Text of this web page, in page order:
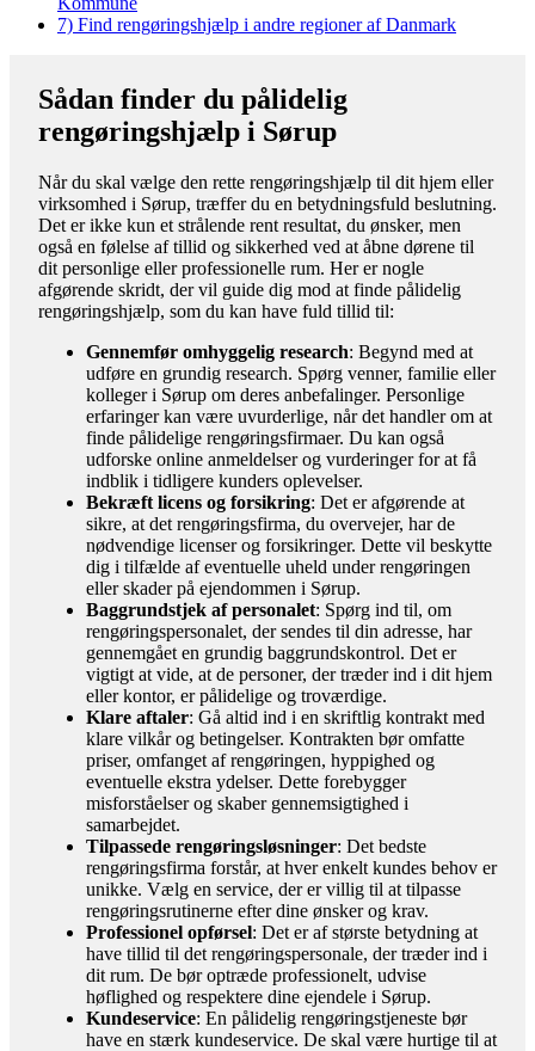
7) Find rengøringshjælp i andre regioner af Danmark
Sådan finder du pålidelig
rengøringshjælp i Sørup
Når du skal vælge den rette rengøringshjælp til dit hjem eller
virksomhed i Sørup, træffer du en betydningsfuld beslutning.
Det er ikke kun et strålende rent resultat, du ønsker, men
også en følelse af tillid og sikkerhed ved at åbne dørene til
dit personlige eller professionelle rum. Her er nogle
afgørende skridt, der vil guide dig mod at finde pålidelig
rengøringshjælp, som du kan have fuld tillid til:
Gennemfør omhyggelig research: Begynd med at
udføre en grundig research. Spørg venner, familie eller
kolleger i Sørup om deres anbefalinger. Personlige
erfaringer kan være uvurderlige, når det handler om at
finde pålidelige rengøringsfirmaer. Du kan også
udforske online anmeldelser og vurderinger for at få
indblik i tidligere kunders oplevelser.
Bekræft licens og forsikring: Det er afgørende at
sikre, at det rengøringsfirma, du overvejer, har de
nødvendige licenser og forsikringer. Dette vil beskytte
dig i tilfælde af eventuelle uheld under rengøringen
eller skader på ejendommen i Sørup.
Baggrundstjek af personalet: Spørg ind til, om
rengøringspersonalet, der sendes til din adresse, har
gennemgået en grundig baggrundskontrol. Det er
vigtigt at vide, at de personer, der træder ind i dit hjem
eller kontor, er pålidelige og troværdige.
Klare aftaler: Gå altid ind i en skriftlig kontrakt med
klare vilkår og betingelser. Kontrakten bør omfatte
priser, omfanget af rengøringen, hyppighed og
eventuelle ekstra ydelser. Dette forebygger
misforståelser og skaber gennemsigtighed i
samarbejdet.
Tilpassede rengøringsløsninger: Det bedste
rengøringsfirma forstår, at hver enkelt kundes behov er
unikke. Vælg en service, der er villig til at tilpasse
rengøringsrutinerne efter dine ønsker og krav.
Professionel opførsel: Det er af største betydning at
have tillid til det rengøringspersonale, der træder ind i
dit rum. De bør optræde professionelt, udvise
høflighed og respektere dine ejendele i Sørup.
Kundeservice: En pålidelig rengøringstjeneste bør
have en stærk kundeservice. De skal være hurtige til at